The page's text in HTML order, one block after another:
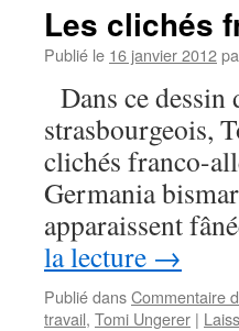
Les clichés
Publié le 16 janvier 2012
Dans ce
strasbourgeois,
clichés franco-
Germania
apparaissent
la lecture →
Publié dansCommentaire
travail, Tomi Ungerer |